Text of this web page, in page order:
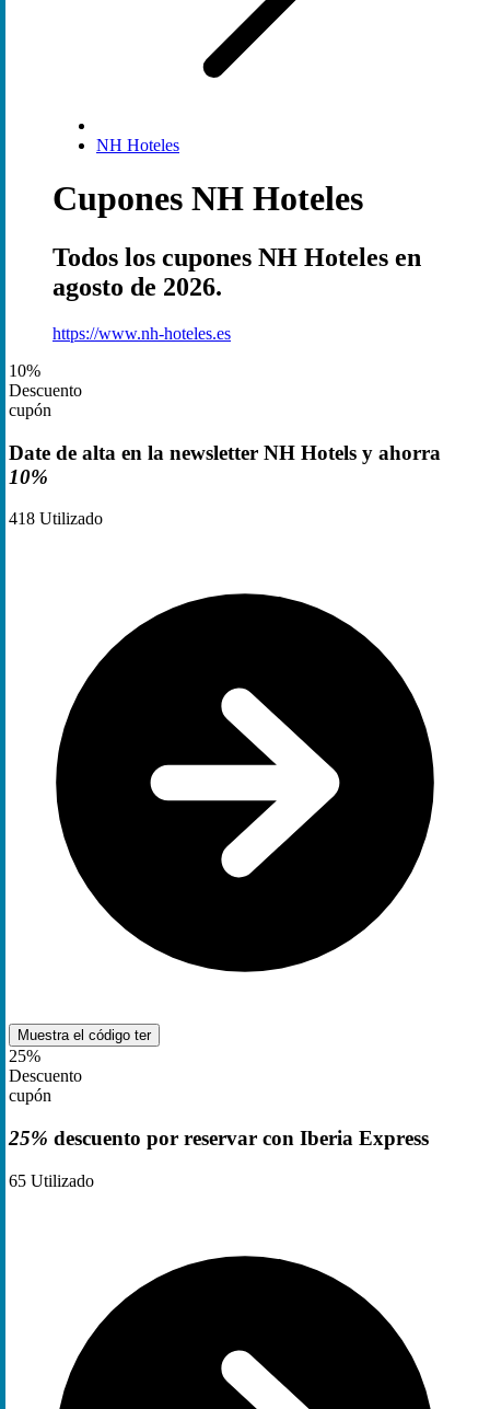
NH Hoteles
Cupones NH Hoteles
Todos los cupones NH Hoteles en
agosto de 2026.
https://www.nh-hoteles.es
10%
Descuento
cupón
Date de alta en la newsletter NH Hotels y ahorra
10%
418 Utilizado
Muestra el código ter
25%
Descuento
cupón
25% descuento por reservar con Iberia Express
65 Utilizado